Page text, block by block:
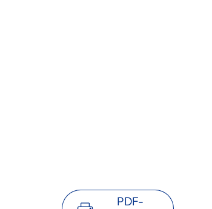
PDF-